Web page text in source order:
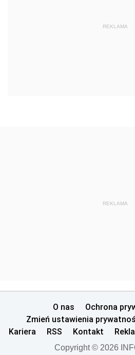
REKLAMA
REKLAMA
O nas
Ochrona
Zmień ustawienia
Kariera
RSS Kontakt
Copyright © 2026